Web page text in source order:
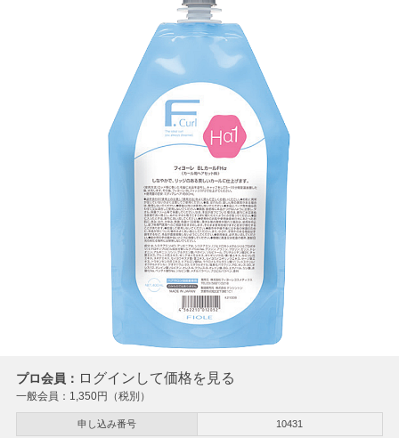
プロ会員： ログインして価格を見る
一般会員： 1,350円（税別）
申し込み番号 10431